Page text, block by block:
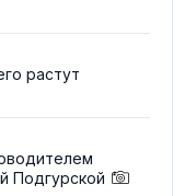
растут
Подгурской